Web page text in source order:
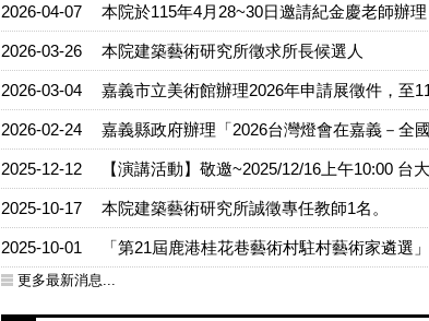
2026-04-07 本院於115年4月28~30日邀請紀金慶老師辦
2026-03-26 本院建築藝術研究所徵求所長候選人
2026-03-04 嘉義市立美術館辦理2026年申請展徵件，至
2026-02-24 嘉義縣政府辦理「2026台灣燈會在嘉義－全
2025-12-12 【演講活動】敬邀~2025/12/16上午10:00 台
2025-10-17 本院建築藝術研究所誠徵專任教師1名。
2025-10-01 「第21屆鹿港桂花巷藝術村駐村藝術家遴選
更多最新消息...